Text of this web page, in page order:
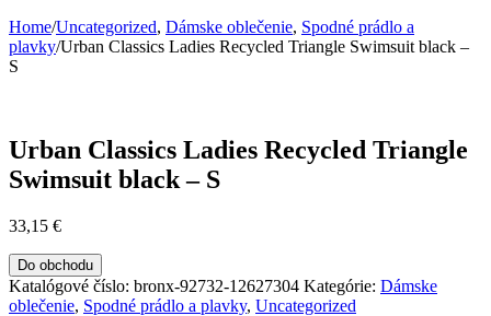
Home/Uncategorized, Dámske oblečenie, Spodné prádlo a
plavky/Urban Classics Ladies Recycled Triangle Swimsuit black –
S
Urban Classics Ladies Recycled Triangle
Swimsuit black – S
33,15 €
Do obchodu
Katalógové číslo: bronx-92732-12627304 Kategórie: Dámske
oblečenie, Spodné prádlo a plavky, Uncategorized